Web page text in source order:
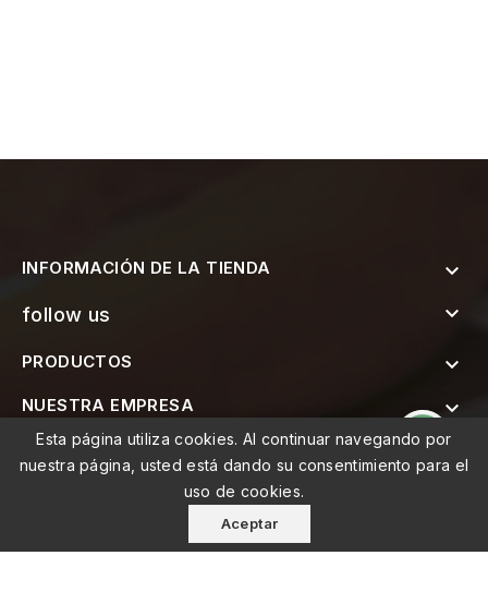
INFORMACIÓN DE LA TIENDA 
follow us 
Esta página utiliza cookies. Al continuar navegando por
nuestra página, usted está dando su consentimiento para el
uso de cookies.
Aceptar
PRODUCTOS 
NUESTRA EMPRESA 
SUSCRÍBETE AL BOLETÍN 